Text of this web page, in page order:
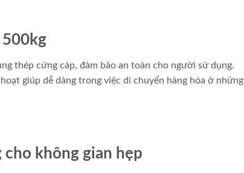
500kg
thép cứng cáp, đảm bảo an toàn cho người sử dụng.
giúp dễ dàng trong việc di chuyển hàng hóa ở những
không gian hẹp